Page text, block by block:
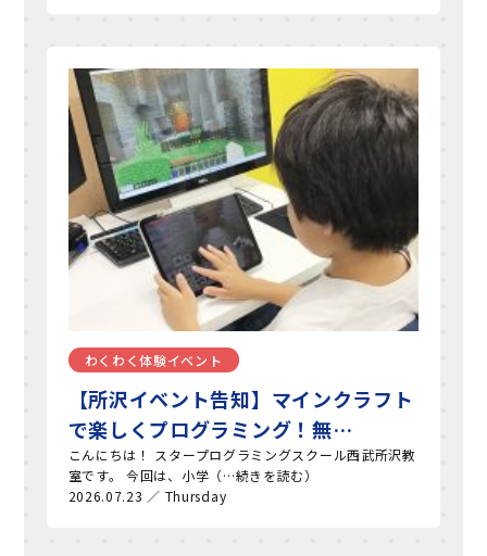
わくわく体験イベント
【所沢イベント告知】マインクラフト
で楽しくプログラミング！無…
こんにちは！ スタープログラミングスクール西武所沢教
室です。 今回は、小学（…続きを読む）
2026.07.23 ／ Thursday